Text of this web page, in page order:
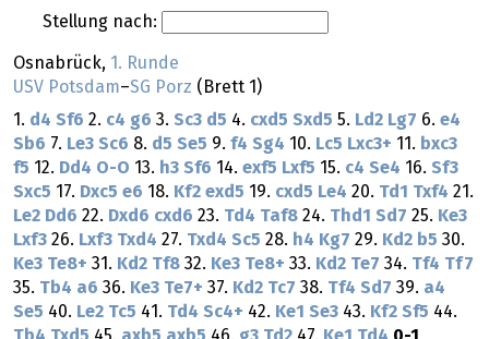
Stellung nach:
Osnabrück, 1. Runde
USV Potsdam–SG Porz (Brett 1)
1. d4 Sf6 2. c4 g6 3. Sc3 d5 4. cxd5 Sxd5 5. Ld2 Lg7 6. e4
Sb6 7. Le3 Sc6 8. d5 Se5 9. f4 Sg4 10. Lc5 Lxc3+ 11. bxc3
f5 12. Dd4 O-O 13. h3 Sf6 14. exf5 Lxf5 15. c4 Se4 16. Sf3
Sxc5 17. Dxc5 e6 18. Kf2 exd5 19. cxd5 Le4 20. Td1 Txf4 21.
Le2 Dd6 22. Dxd6 cxd6 23. Td4 Taf8 24. Thd1 Sd7 25. Ke3
Lxf3 26. Lxf3 Txd4 27. Txd4 Sc5 28. h4 Kg7 29. Kd2 b5 30.
Ke3 Te8+ 31. Kd2 Tf8 32. Ke3 Te8+ 33. Kd2 Te7 34. Tf4 Tf7
35. Tb4 a6 36. Ke3 Te7+ 37. Kd2 Tc7 38. Tf4 Sd7 39. a4
Se5 40. Le2 Tc5 41. Td4 Sc4+ 42. Ke1 Se3 43. Kf2 Sf5 44.
Tb4 Txd5 45. axb5 axb5 46. g3 Td2 47. Ke1 Td4 0-1